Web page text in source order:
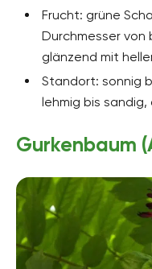
Frucht: grüne
Durchmesser von
glänzend mit
Standort: sonnig
lehmig bis
Gurkenbaum